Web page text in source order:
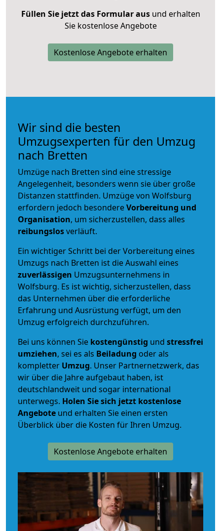
Füllen Sie jetzt das Formular ausund erhalten
Sie kostenlose Angebote
Kostenlose Angebote erhalten
Wir sind die besten
Umzugsexperten für den Umzug
nach Bretten
Umzüge nach Bretten sind eine stressige
Angelegenheit, besonders wenn sie über große
Distanzen stattfinden. Umzüge von Wolfsburg
erfordern jedoch besondereVorbereitung und
Organisation, um sicherzustellen, dass alles
reibungslosverläuft.
Ein wichtiger Schritt bei der Vorbereitung eines
Umzugs nach Bretten ist die Auswahl eines
zuverlässigen Umzugsunternehmens in
Wolfsburg. Es ist wichtig, sicherzustellen, dass
das Unternehmen über die erforderliche
Erfahrung und Ausrüstung verfügt, um den
Umzug erfolgreich durchzuführen.
Bei uns können Sie kostengünstig und stressfrei
umziehen, sei es als Beiladung oder als
kompletter Umzug. Unser Partnernetzwerk, das
wir über die Jahre aufgebaut haben, ist
deutschlandweit und sogar international
unterwegs. Holen Sie sich jetzt kostenlose
Angebote und erhalten Sie einen ersten
Überblick über die Kosten für Ihren Umzug.
Kostenlose Angebote erhalten